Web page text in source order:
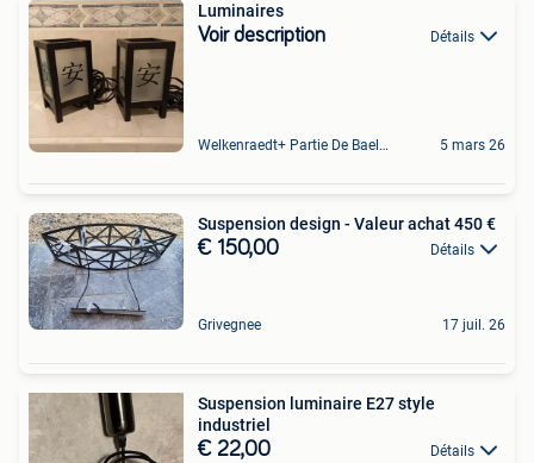
Luminaires
Voir description Détails
Welkenraedt+ Partie De Baelen 5 mars 26
Suspension design - Valeur achat 450 €
€ 150,00 Détails
Grivegnee 17 juil. 26
Suspension luminaire E27 style
industriel
€ 22,00 Détails